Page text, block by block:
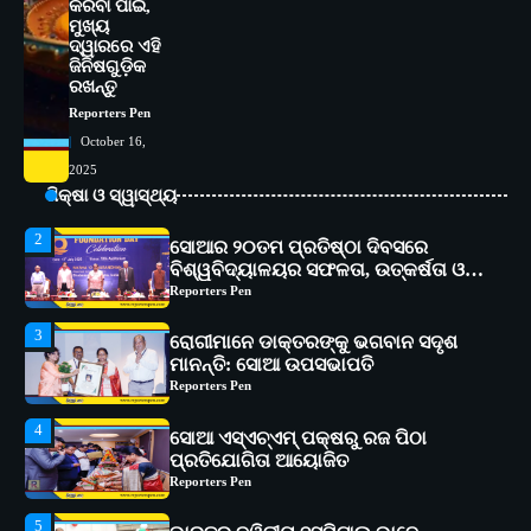
କରିବା ପାଇଁ,
ମୁଖ୍ୟ
ଦ୍ୱାରରେ ଏହି
ଜିନିଷଗୁଡ଼ିକ
ରଖନ୍ତୁ
Reporters Pen
October 16,
2025
ଶିକ୍ଷା ଓ ସ୍ୱାସ୍ଥ୍ୟ
2
ସୋଆର ୨୦ତମ ପ୍ରତିଷ୍ଠା ଦିବସରେ
ଅଗ୍ରଗତିର ସ୍ମୃତିଚାରଣ
Reporters Pen
3
ରୋଗୀମାନେ ଡାକ୍ତରଙ୍କୁ ଭଗବାନ ସଦୃଶ
ମାନନ୍ତି: ସୋଆ ଉପସଭାପତି
Reporters Pen
4
ସୋଆ ଏସ୍‌ଏଚ୍‌ଏମ୍ ପକ୍ଷରୁ ରଜ ପିଠା
ପ୍ରତିଯୋଗିତା ଆୟୋଜିତ
Reporters Pen
5
ଭାରତର ଦ୍ୱିତୀୟ ହସ୍ପିଟାଲ୍ ଭାବେ
ଆଇଏମ୍‌ଏସ୍ ଆଣ୍ଡ ସମ ହସ୍ପିଟାଲ୍‌ରେ
ଅତ୍ୟାଧୁନିକ ଡିଜିସ୍କାନର ସ୍ଥାପନ
Reporters Pen